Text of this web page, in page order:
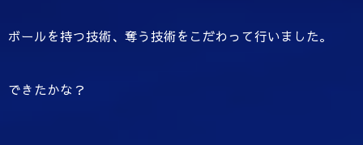
ボールを持つ技術、奪う技術をこだわって行いました。
できたかな？